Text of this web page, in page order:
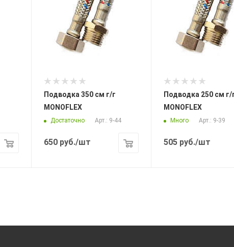
Подводка 350 см г/г
MONOFLEX
Достаточно Арт.: 9-44
650 руб./шт
Подводка 250 см г/г
MONOFLEX
Много Арт.: 9-39
505руб./шт